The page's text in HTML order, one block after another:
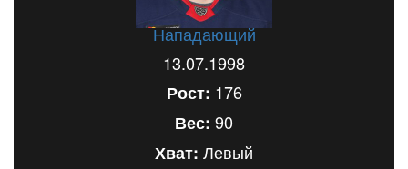
Нападающий
13.07.1998
Рост: 176
Вес: 90
Хват: Левый